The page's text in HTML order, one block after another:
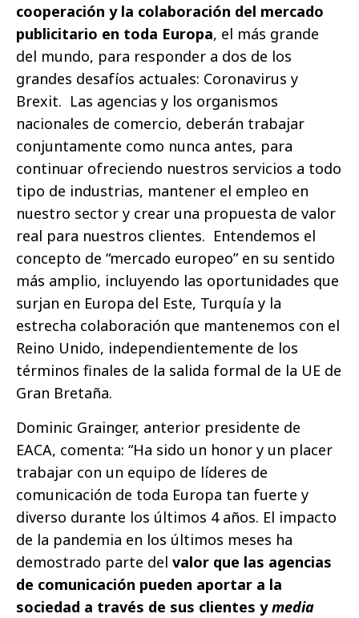
cooperación y la colaboración del mercado
publicitario en toda Europa, el más grande
del mundo, para responder a dos de los
grandes desafíos actuales: Coronavirus y
Brexit. Las agencias y los organismos
nacionales de comercio, deberán trabajar
conjuntamente como nunca antes, para
continuar ofreciendo nuestros servicios a todo
tipo de industrias, mantener el empleo en
nuestro sector y crear una propuesta de valor
real para nuestros clientes. Entendemos el
concepto de “mercado europeo” en su sentido
más amplio, incluyendo las oportunidades que
surjan en Europa del Este, Turquía y la
estrecha colaboración que mantenemos con el
Reino Unido, independientemente de los
términos finales de la salida formal de la UE de
Gran Bretaña.
Dominic Grainger, anterior presidente de
EACA, comenta: “Ha sido un honor y un placer
trabajar con un equipo de líderes de
comunicación de toda Europa tan fuerte y
diverso durante los últimos 4 años. El impacto
de la pandemia en los últimos meses ha
demostrado parte del valor que las agencias
de comunicación pueden aportar a la
sociedad a través de sus clientes ymedia